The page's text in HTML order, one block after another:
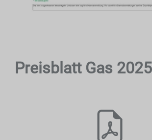
Preisblatt Gas 2025